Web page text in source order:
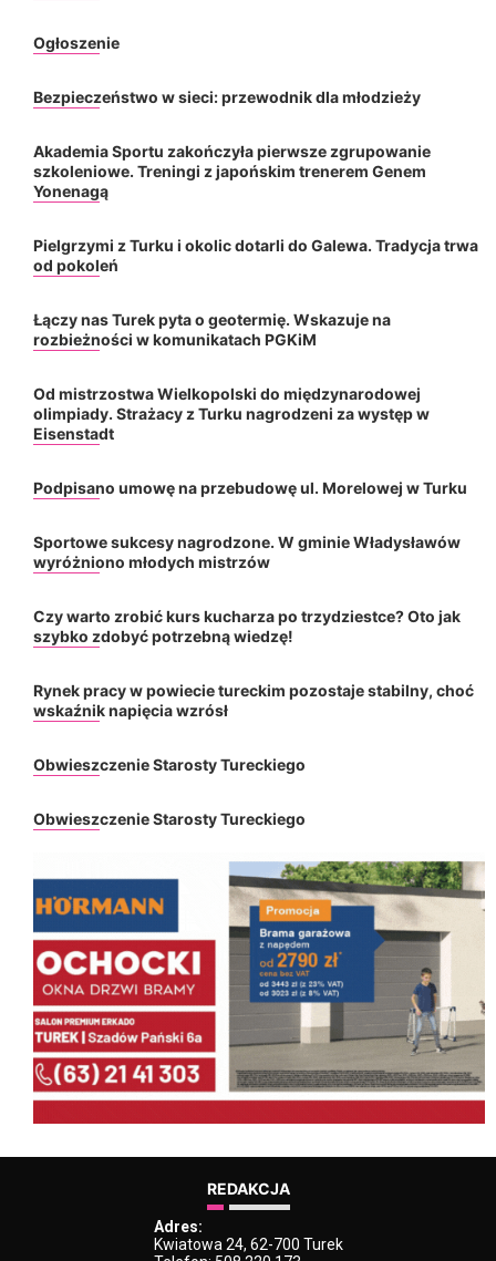
Ogłoszenie
Bezpieczeństwo w sieci: przewodnik dla młodzieży
Akademia Sportu zakończyła pierwsze zgrupowanie
szkoleniowe. Treningi z japońskim trenerem Genem
Yonenagą
Pielgrzymi z Turku i okolic dotarli do Galewa. Tradycja trwa
od pokoleń
Łączy nas Turek pyta o geotermię. Wskazuje na
rozbieżności w komunikatach PGKiM
Od mistrzostwa Wielkopolski do międzynarodowej
olimpiady. Strażacy z Turku nagrodzeni za występ w
Eisenstadt
Podpisano umowę na przebudowę ul. Morelowej w Turku
Sportowe sukcesy nagrodzone. W gminie Władysławów
wyróżniono młodych mistrzów
Czy warto zrobić kurs kucharza po trzydziestce? Oto jak
szybko zdobyć potrzebną wiedzę!
Rynek pracy w powiecie tureckim pozostaje stabilny, choć
wskaźnik napięcia wzrósł
Obwieszczenie Starosty Tureckiego
Obwieszczenie Starosty Tureckiego
REDAKCJA
Adres:
Kwiatowa 24, 62-700 Turek